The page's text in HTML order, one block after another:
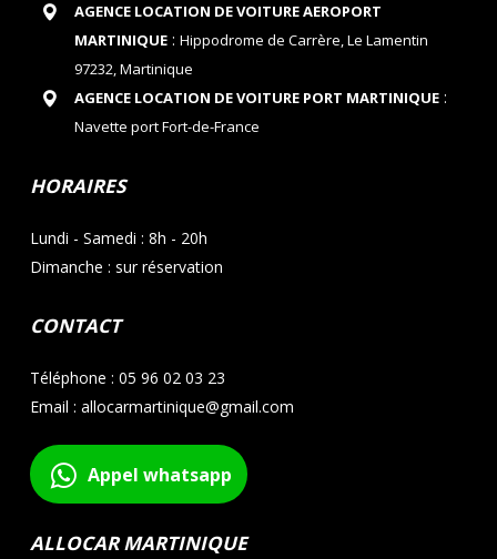
AGENCE LOCATION DE VOITURE AEROPORT
MARTINIQUE: Hippodrome de Carrère, Le Lamentin
97232, Martinique
AGENCE LOCATION DE VOITURE PORT MARTINIQUE:
Navette port Fort-de-France
HORAIRES
Lundi - Samedi : 8h - 20h
Dimanche : sur réservation
CONTACT
Téléphone : 05 96 02 03 23
Email : allocarmartinique@gmail.com
Appel whatsapp
ALLOCAR MARTINIQUE